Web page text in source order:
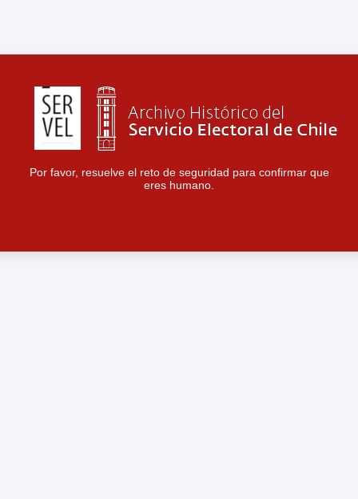
Por favor, resuelve el reto de seguridad para confirmar que
eres humano.